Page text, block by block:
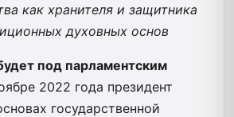
как хранителя и защитника
духовных основ
под парламентским
2022 года президент
государственной